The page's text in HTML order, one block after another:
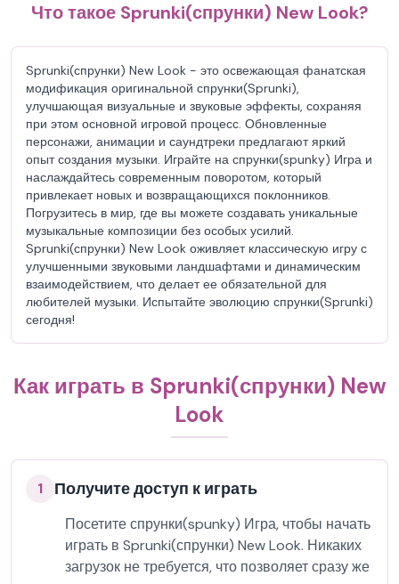
Что такое Sprunki(спрунки) New Look?
Sprunki(спрунки) New Look - это освежающая фанатская
модификация оригинальной спрунки(Sprunki),
улучшающая визуальные и звуковые эффекты, сохраняя
при этом основной игровой процесс. Обновленные
персонажи, анимации и саундтреки предлагают яркий
опыт создания музыки. Играйте на спрунки(spunky) Игра и
наслаждайтесь современным поворотом, который
привлекает новых и возвращающихся поклонников.
Погрузитесь в мир, где вы можете создавать уникальные
музыкальные композиции без особых усилий.
Sprunki(спрунки) New Look оживляет классическую игру с
улучшенными звуковыми ландшафтами и динамическим
взаимодействием, что делает ее обязательной для
любителей музыки. Испытайте эволюцию спрунки(Sprunki)
сегодня!
Как играть в Sprunki(спрунки) New
Look
1 Получите доступ к играть
Посетите спрунки(spunky) Игра, чтобы начать
играть в Sprunki(спрунки) New Look. Никаких
загрузок не требуется, что позволяет сразу же